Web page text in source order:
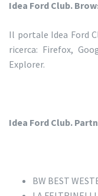
Idea Ford Club.
Il portale Idea Ford
ricerca: Firefox,
Explorer.
Idea Ford Club.
BW BEST